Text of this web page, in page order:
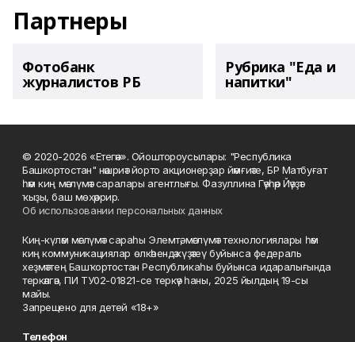
Партнеры
Фотобанк
журналистов РБ
Рубрика "Еда и
напитки"
© 2020-2026 «Етегән». Ойоштороусылары: "Республика
Башкортостан" нәшриәт йорто акционерҙар йәмғиәте, БР Матбуғат
һәм киң мәғлүмәт саралары агентлығы. Фазуллина Гәүһәр Йәүҙәт
ҡыҙы, баш мөхәррир.
Об использовании персональных данных
Киң-күләм мәғлүмәт сараһы Элемтә, мәғлүмәт технологиялары һәм
киң коммуникациялар өлкәһендә күҙәтеү буйынса федераль
хеҙмәттең Башҡортостан Республикаһы буйынса идаралығында
теркәлгән, ПИ ТУ02-01821-се теркәү һаны, 2025 йылдың 19-сы
майы.
Запрещено для детей «18+»
Телефон